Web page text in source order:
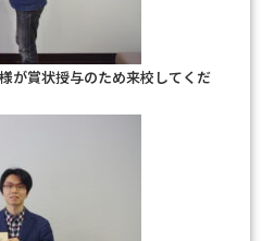
が賞状授与のため来校してくだ